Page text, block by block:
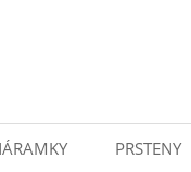
PRSTENY